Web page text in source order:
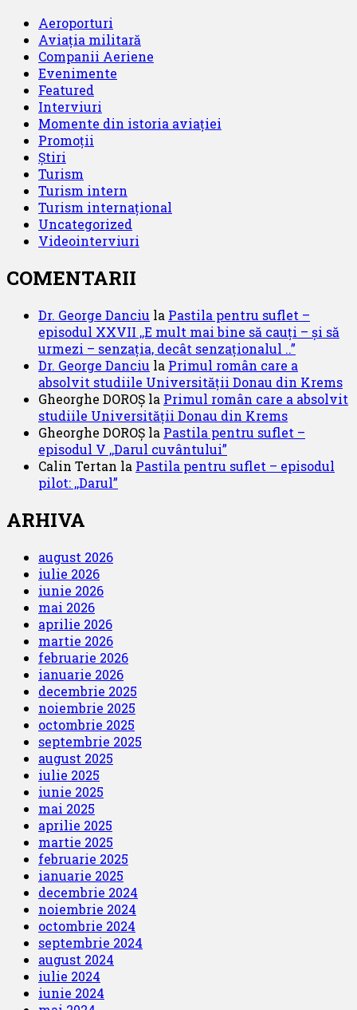
Aeroporturi
Aviația militară
Companii Aeriene
Evenimente
Featured
Interviuri
Momente din istoria aviației
Promoții
Știri
Turism
Turism intern
Turism internațional
Uncategorized
Videointerviuri
COMENTARII
Dr. George Danciu la Pastila pentru suflet –
episodul XXVII ,,E mult mai bine să cauți – și să
urmezi – senzația, decât senzaționalul ..”
Dr. George Danciu la Primul român care a
absolvit studiile Universității Donau din Krems
Gheorghe DOROȘ la Primul român care a absolvit
studiile Universității Donau din Krems
Gheorghe DOROȘ la Pastila pentru suflet –
episodul V ,,Darul cuvântului”
Calin Tertan la Pastila pentru suflet – episodul
pilot: ,,Darul”
ARHIVA
august 2026
iulie 2026
iunie 2026
mai 2026
aprilie 2026
martie 2026
februarie 2026
ianuarie 2026
decembrie 2025
noiembrie 2025
octombrie 2025
septembrie 2025
august 2025
iulie 2025
iunie 2025
mai 2025
aprilie 2025
martie 2025
februarie 2025
ianuarie 2025
decembrie 2024
noiembrie 2024
octombrie 2024
septembrie 2024
august 2024
iulie 2024
iunie 2024